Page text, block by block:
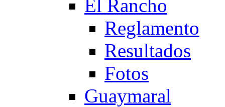
El Rancho
Reglamento
Resultados
Fotos
Guaymaral